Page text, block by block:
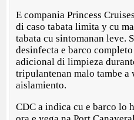
E compania Princess
di caso tabata limita y cu
tabata cu sintomanan leve.
desinfecta e barco
adicional di limpieza
tripulantenan malo tambe a
aislamiento.
CDC a indica cu e barco lo